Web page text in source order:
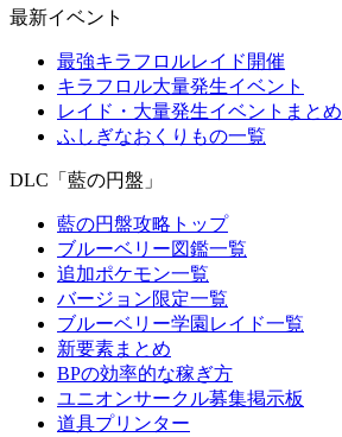
最新イベント
最強キラフロルレイド開催
キラフロル大量発生イベント
レイド・大量発生イベントまとめ
ふしぎなおくりもの一覧
DLC「藍の円盤」
藍の円盤攻略トップ
ブルーベリー図鑑一覧
追加ポケモン一覧
バージョン限定一覧
ブルーベリー学園レイド一覧
新要素まとめ
BPの効率的な稼ぎ方
ユニオンサークル募集掲示板
道具プリンター